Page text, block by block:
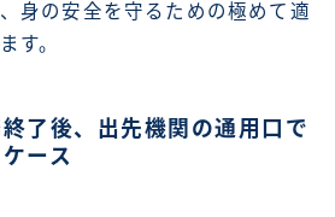
身の安全を守るための極めて適
す。
了後、出先機関の通用口で
ース